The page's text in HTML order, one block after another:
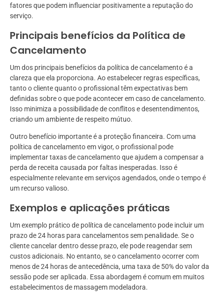
fatores que podem influenciar positivamente a reputação do
serviço.
Principais benefícios da Política de
Cancelamento
Um dos principais benefícios da política de cancelamento é a
clareza que ela proporciona. Ao estabelecer regras específicas,
tanto o cliente quanto o profissional têm expectativas bem
definidas sobre o que pode acontecer em caso de cancelamento.
Isso minimiza a possibilidade de conflitos e desentendimentos,
criando um ambiente de respeito mútuo.
Outro benefício importante é a proteção financeira. Com uma
política de cancelamento em vigor, o profissional pode
implementar taxas de cancelamento que ajudem a compensar a
perda de receita causada por faltas inesperadas. Isso é
especialmente relevante em serviços agendados, onde o tempo é
um recurso valioso.
Exemplos e aplicações práticas
Um exemplo prático de política de cancelamento pode incluir um
prazo de 24 horas para cancelamentos sem penalidade. Se o
cliente cancelar dentro desse prazo, ele pode reagendar sem
custos adicionais. No entanto, se o cancelamento ocorrer com
menos de 24 horas de antecedência, uma taxa de 50% do valor da
sessão pode ser aplicada. Essa abordagem é comum em muitos
estabelecimentos de massagem modeladora.